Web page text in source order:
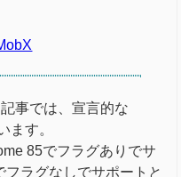
事では、宣言的な
ます。
85でフラグありでサ
ラグなしでサポートと